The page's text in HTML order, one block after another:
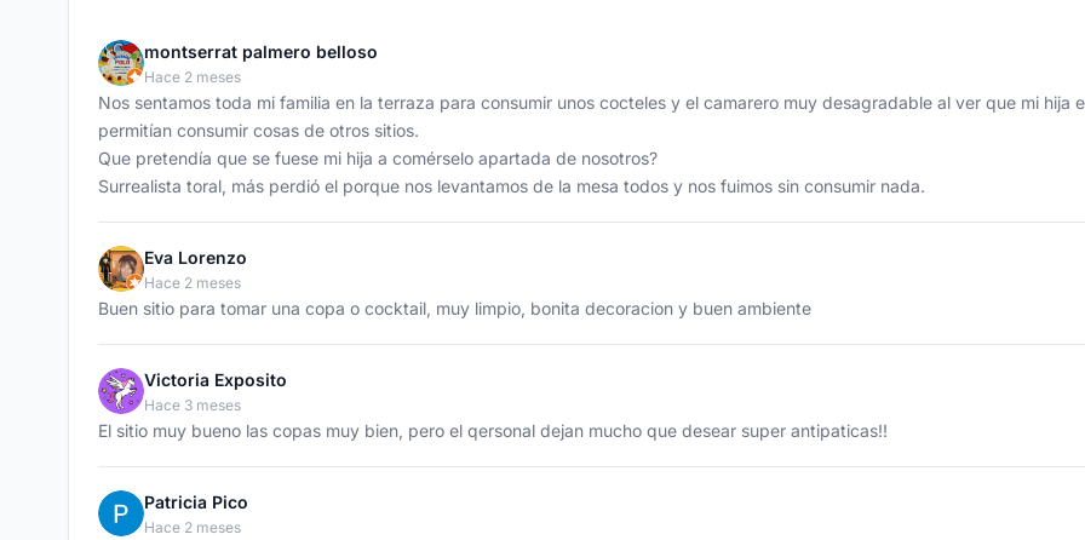
montserrat palmero belloso
Hace 2 meses
Nos sentamos toda mi familia en la terraza para consumir unos cocteles y el camarero muy desagradable al ver que mi hija
permitían consumir cosas de otros sitios.
Que pretendía que se fuese mi hija a comérselo apartada de nosotros?
Surrealista toral, más perdió el porque nos levantamos de la mesa todos y nos fuimos sin consumir nada.
Eva Lorenzo
Hace 2 meses
Buen sitio para tomar una copa o cocktail, muy limpio, bonita decoracion y buen ambiente
Victoria Exposito
Hace 3 meses
El sitio muy bueno las copas muy bien, pero el qersonal dejan mucho que desear super antipaticas!!
Patricia Pico
Hace 2 meses